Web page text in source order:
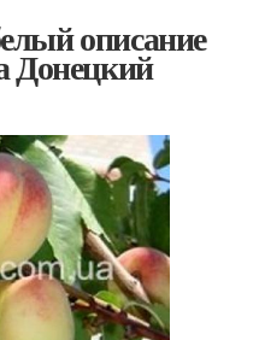
описание
Донецкий